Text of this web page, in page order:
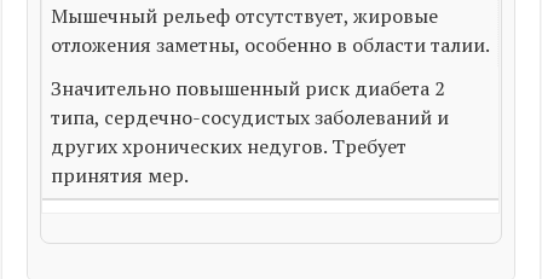
Мышечный рельеф отсутствует, жировые
отложения заметны, особенно в области талии.
Значительно повышенный риск диабета 2
типа, сердечно-сосудистых заболеваний и
других хронических недугов. Требует
принятия мер.